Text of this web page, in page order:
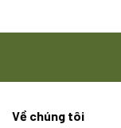
Wittenstein SP
Wittenstein
Về chúng tôi